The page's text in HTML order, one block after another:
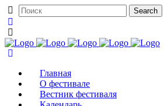
Главная
О фестивале
Вестник фестиваля